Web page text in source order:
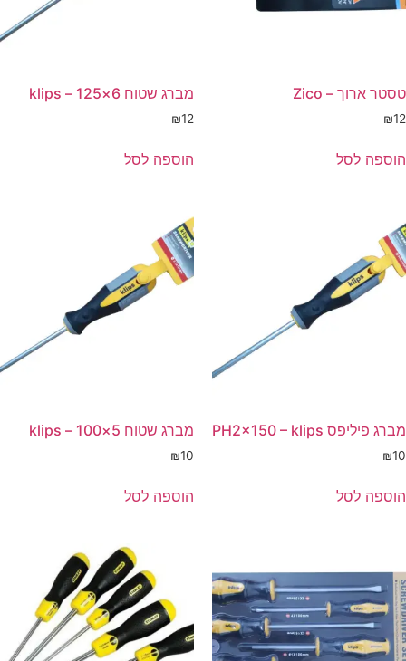
טסטר ארוך – Zico
₪12
הוספה לסל
מברג שטוח 6×125 – klips
₪12
הוספה לסל
מברג פיליפס PH2×150 – klips
₪10
הוספה לסל
מברג שטוח 5×100 – klips
₪10
הוספה לסל